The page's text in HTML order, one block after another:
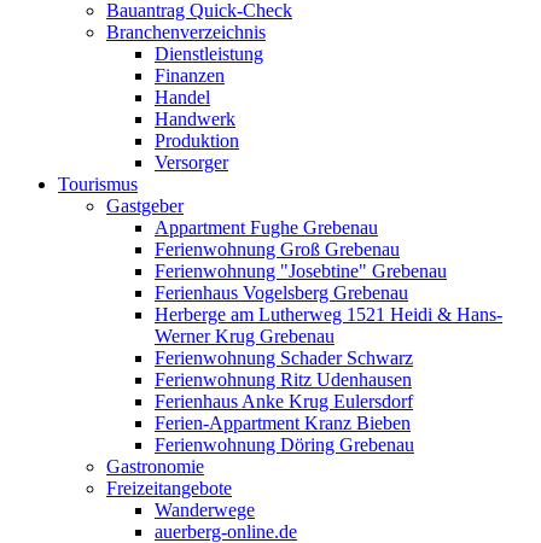
Bauantrag Quick-Check
Branchenverzeichnis
Dienstleistung
Finanzen
Handel
Handwerk
Produktion
Versorger
Tourismus
Gastgeber
Appartment Fughe Grebenau
Ferienwohnung Groß Grebenau
Ferienwohnung "Josebtine" Grebenau
Ferienhaus Vogelsberg Grebenau
Herberge am Lutherweg 1521 Heidi & Hans-
Werner Krug Grebenau
Ferienwohnung Schader Schwarz
Ferienwohnung Ritz Udenhausen
Ferienhaus Anke Krug Eulersdorf
Ferien-Appartment Kranz Bieben
Ferienwohnung Döring Grebenau
Gastronomie
Freizeitangebote
Wanderwege
auerberg-online.de